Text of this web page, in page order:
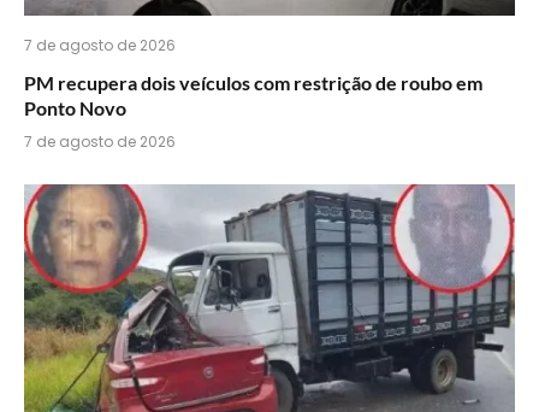
7 de agosto de 2026
PM recupera dois veículos com restrição de roubo em
Ponto Novo
7 de agosto de 2026